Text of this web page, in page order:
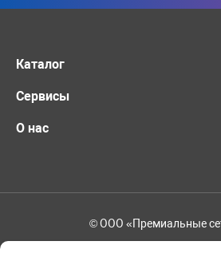
Каталог
Сервисы
О нас
© ООО «Премиальные